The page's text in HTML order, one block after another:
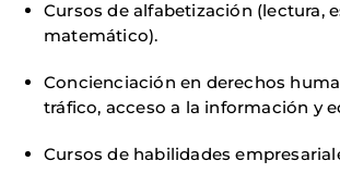
Cursos de alfabetización (lectura,
matemático).
Concienciación en derechos
tráfico, acceso a la información y
Cursos de habilidades